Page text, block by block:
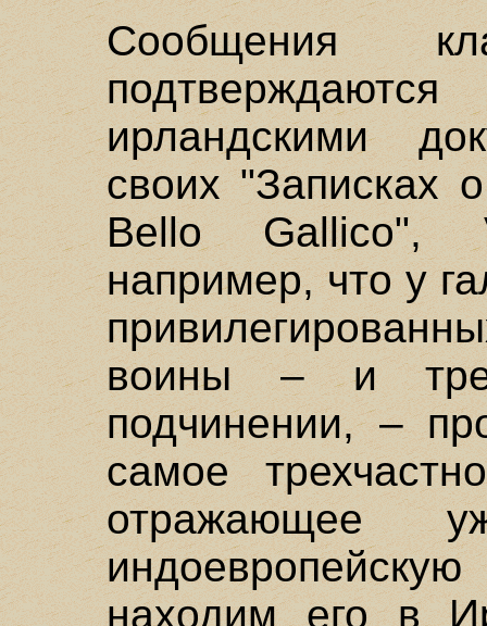
Сообщения
ирландскими
своих "Записках
Bеllо Gallico",
например, что у
воины – и
подчинении, –
самое
отражающее
находим его в